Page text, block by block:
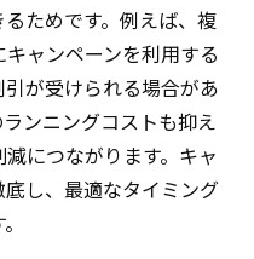
ためです。例えば、複
ャンペーンを利用する
が受けられる場合があ
ンニングコストも抑え
につながります。キャ
し、最適なタイミング